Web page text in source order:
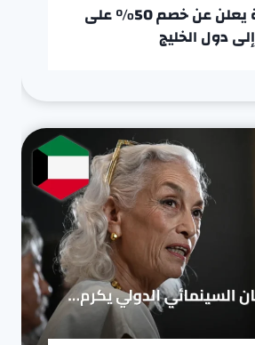
طيران الجزيرة يعلن عن خصم 50% على
دول الخليج